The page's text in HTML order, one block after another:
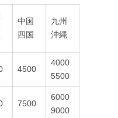
中国
四国
九州
沖縄
4500
4000
5500
7500
6000
9000